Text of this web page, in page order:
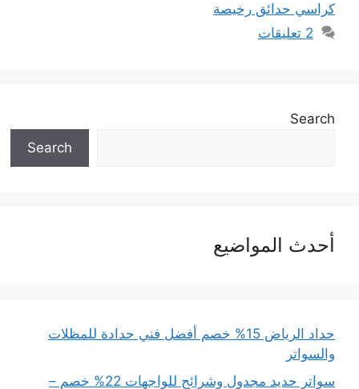
كراسي حدائق رخيصة
2 تعليقات
Search
Search
أحدث المواضيع
حداد الرياض 15% خصم أفضل فني حدادة للمظلات
والسواتر
سواتر حديد مجدول وشرائح للواجهات 22% خصم –